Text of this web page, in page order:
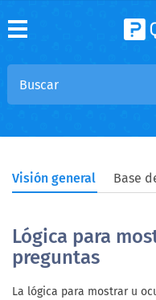
Visión general
Lógica para
preguntas
La lógica para mostrar u